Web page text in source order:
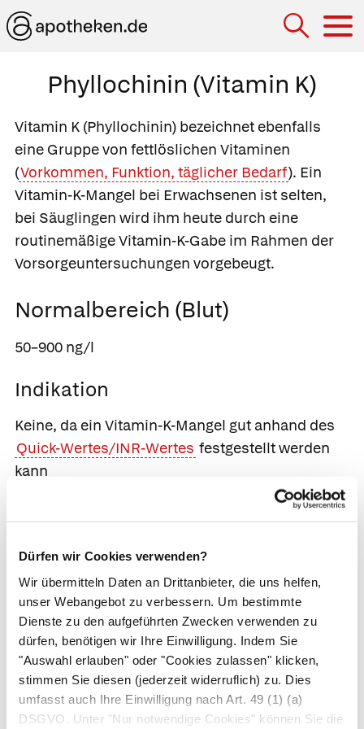
Dürfen wir Cookies verwenden?
Wir übermitteln Daten an Drittanbieter, die uns helfen,
unser Webangebot zu verbessern. Um bestimmte
Dienste zu den aufgeführten Zwecken verwenden zu
dürfen, benötigen wir Ihre Einwilligung. Indem Sie
"Auswahl erlauben" oder "Cookies zulassen" klicken,
stimmen Sie diesen (jederzeit widerruflich) zu. Dies
umfasst auch Ihre Einwilligung nach Art. 49 (1) (a)
DSGVO. Unter "Nur notwendige Cookies" können Sie die
Phyllochinin (Vitamin K)
Vitamin K (Phyllochinin) bezeichnet ebenfalls
eine Gruppe von fettlöslichen Vitaminen
(Vorkommen, Funktion, täglicher Bedarf). Ein
Vitamin-K-Mangel bei Erwachsenen ist selten,
bei Säuglingen wird ihm heute durch eine
routinemäßige Vitamin-K-Gabe im Rahmen der
Vorsorgeuntersuchungen vorgebeugt.
Normalbereich (Blut)
50–900 ng/l
Indikation
Keine, da ein Vitamin-K-Mangel gut anhand des
Quick-Wertes/INR-Wertes festgestellt werden
kann
Verdauungsstörungen mit verminderter
Gallengangsverschluss
Änderung der Darmflora durch langfristige
Einnahme von Antibiotika
Gewünscht bei der Behandlung mit
Cumarinen zur langfristigen
Gerinnungshemmung, z.B.Marcumar®